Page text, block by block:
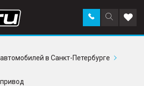
Поиск
по
Заказать
звонок в
в Санкт-Петербурге